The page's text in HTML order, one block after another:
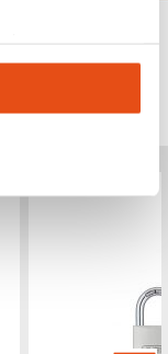
Vous pouvez
Refuser
INTÉRESSÉ